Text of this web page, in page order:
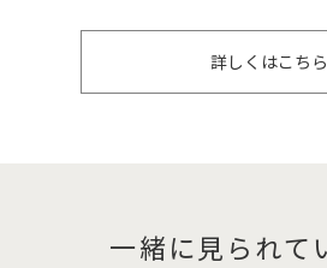
詳しくはこちら
一緒に見られて